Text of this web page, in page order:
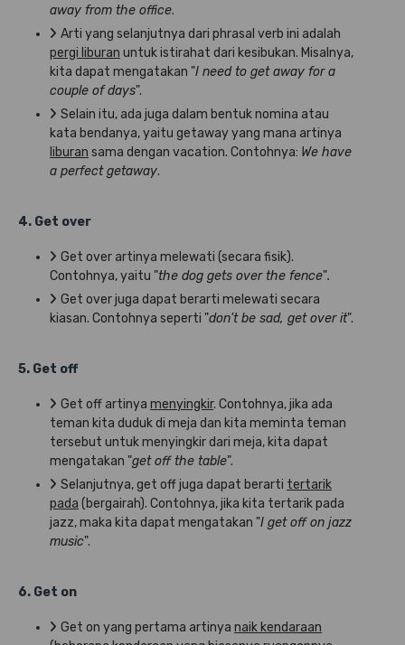
away from the office.
Arti yang selanjutnya dari phrasal verb ini adalah
pergi liburan untuk istirahat dari kesibukan. Misalnya,
kita dapat mengatakan "I need to get away for a
couple of days".
Selain itu, ada juga dalam bentuk nomina atau
kata bendanya, yaitu getaway yang mana artinya
liburan sama dengan vacation. Contohnya: We have
a perfect getaway.
4. Get over
Get over artinya melewati (secara fisik).
Contohnya, yaitu "the dog gets over the fence".
Get over juga dapat berarti melewati secara
kiasan. Contohnya seperti "don't be sad, get over it".
5. Get off
Get off artinya menyingkir. Contohnya, jika ada
teman kita duduk di meja dan kita meminta teman
tersebut untuk menyingkir dari meja, kita dapat
mengatakan "get off the table".
Selanjutnya, get off juga dapat berarti tertarik
pada (bergairah). Contohnya, jika kita tertarik pada
jazz, maka kita dapat mengatakan "I get off on jazz
music".
6. Get on
Get on yang pertama artinya naik kendaraan